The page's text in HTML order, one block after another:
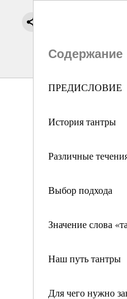
Содержание
ПРЕДИСЛОВИЕ
История тантры
Различные
Выбор подхода
Значение слова
Наш путь тантры
Для чего нужно